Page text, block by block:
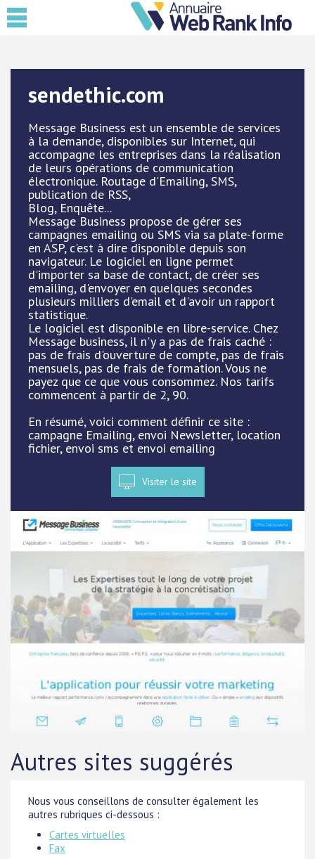
sendethic.com
Message Business est un ensemble de services
à la demande, disponibles sur Internet, qui
accompagne les entreprises dans la réalisation
de leurs opérations de communication
électronique. Routage d'Emailing, SMS,
publication de RSS,
Blog, Enquête...
Message Business propose de gérer ses
campagnes emailing ou SMS via sa plate-forme
en ASP, c'est à dire disponible depuis son
navigateur. Le logiciel en ligne permet
d'importer sa base de contact, de créer ses
emailing, d'envoyer en quelques secondes
plusieurs milliers d'email et d'avoir un rapport
statistique.
Le logiciel est disponible en libre-service. Chez
Message business, il n'y a pas de frais caché :
pas de frais d'ouverture de compte, pas de frais
mensuels, pas de frais de formation. Vous ne
payez que ce que vous consommez. Nos tarifs
commencent à partir de 2, 90.
En résumé, voici comment définir ce site :
campagne Emailing, envoi Newsletter, location
fichier, envoi sms et envoi emailing
Visiter le site
Autres sites suggérés
Nous vous conseillons de consulter également les
autres rubriques ci-dessous :
Cartes virtuelles
Fax